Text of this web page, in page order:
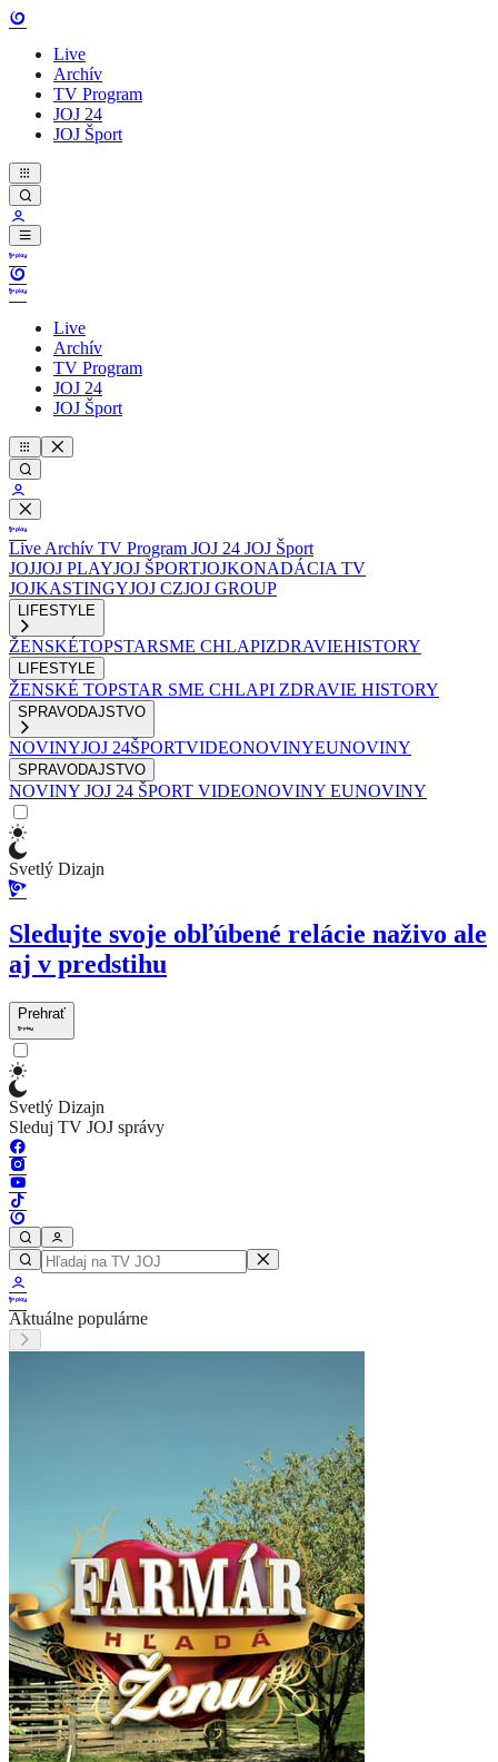
Live
Archív
TV Program
JOJ 24
JOJ Šport
Live
Archív
TV Program
JOJ 24
JOJ Šport
Live Archív TV Program JOJ 24 JOJ Šport
JOJJOJ PLAYJOJ ŠPORTJOJKONADÁCIA TV
JOJKASTINGYJOJ CZJOJ GROUP
LIFESTYLE
ŽENSKÉTOPSTARSME CHLAPIZDRAVIEHISTORY
LIFESTYLE
ŽENSKÉ TOPSTAR SME CHLAPI ZDRAVIE HISTORY
SPRAVODAJSTVO
NOVINYJOJ 24ŠPORTVIDEONOVINYEUNOVINY
SPRAVODAJSTVO
NOVINY JOJ 24 ŠPORT VIDEONOVINY EUNOVINY
Svetlý Dizajn
Sledujte svoje obľúbené relácie naživo ale
aj v predstihu
Prehrať
Svetlý Dizajn
Sleduj TV JOJ správy
Aktuálne populárne